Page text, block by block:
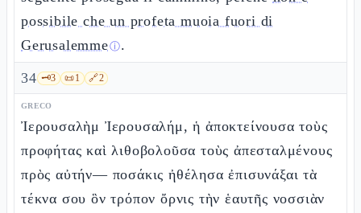
possibile che un profeta muoia fuori di
Gerusalemmeⓘ.
34 🗝️3 📜1 🔗2
GRECO
Ἰερουσαλὴμ Ἰερουσαλήμ, ἡ ἀποκτείνουσα τοὺς
προφήτας καὶ λιθοβολοῦσα τοὺς ἀπεσταλμένους
πρὸς αὐτήν— ποσάκις ἠθέλησα ἐπισυνάξαι τὰ
τέκνα σου ὃν τρόπον ὄρνις τὴν ἑαυτῆς νοσσιὰν